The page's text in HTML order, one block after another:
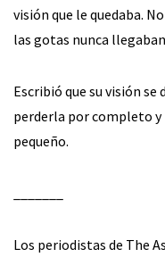
visión que le quedaba.
las gotas nunca
Escribió que su visión
perderla por completo y
pequeño.
Los periodistas de The